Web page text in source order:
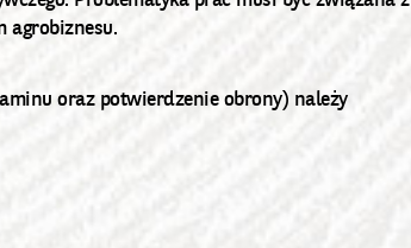
agrobiznesu.
oraz potwierdzenie obrony) należy